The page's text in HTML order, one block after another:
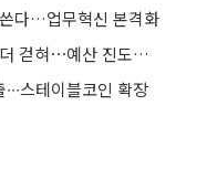
다…업무혁신 본격화
반도체·증시 호조에 4월 국세 6.3조 더 걷혀⋯예산 진도율 39.5%
스테이블코인 확장